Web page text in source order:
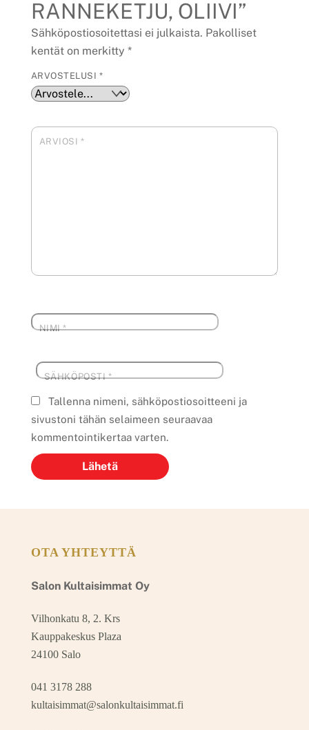
RANNEKETJU, OLIIVI”
Sähköpostiosoitettasi ei julkaista. Pakolliset
kentät on merkitty *
ARVOSTELUSI *
ARVIOSI *
NIMI*
SÄHKÖPOSTI*
Tallenna nimeni, sähköpostiosoitteeni ja
sivustoni tähän selaimeen seuraavaa
kommentointikertaa varten.
OTA YHTEYTTÄ
Salon Kultaisimmat Oy
Vilhonkatu 8, 2. Krs
Kauppakeskus Plaza
24100 Salo
041 3178 288
kultaisimmat@salonkultaisimmat.fi